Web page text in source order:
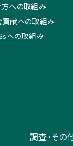
方への取組み
貢献への取組み
への取組み
調査・その